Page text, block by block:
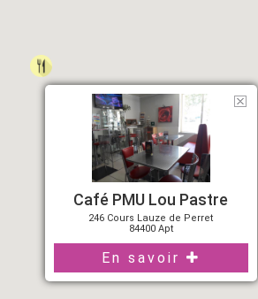
Café PMU Lou Pastre
246 Cours Lauze de Perret
84400 Apt
En savoir